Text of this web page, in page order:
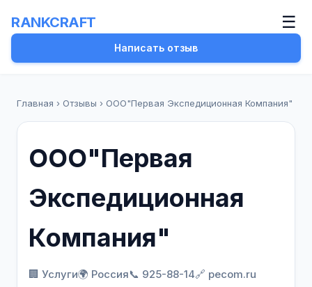
RANKCRAFT ☰
Написать отзыв
Главная › Отзывы › ООО"Первая Экспедиционная Компания"
ООО"Первая
Экспедиционная
Компания"
🏢 Услуги🌍 Россия📞 925-88-14🔗 pecom.ru